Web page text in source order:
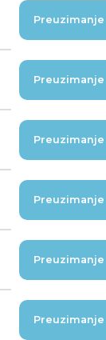
Preuzimanje
Preuzimanje
Preuzimanje
Preuzimanje
Preuzimanje
Preuzimanje